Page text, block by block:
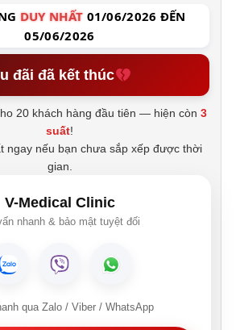
DUY NHẤT 01/06/2026 ĐẾN
05/06/2026
đãi đã kết thúc
20 khách hàng đầu tiên — hiện còn3
suất!
ngay nếu bạn chưa sắp xếp được thời
gian.
V-Medical Clinic
nhanh & bảo mật tuyệt đối
qua Zalo / Viber / WhatsApp